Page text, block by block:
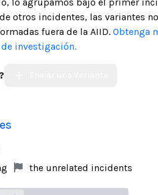
otros incidentes, las variantes no
fuera de la AIID. Obtenga
investigación.
the unrelated incidents